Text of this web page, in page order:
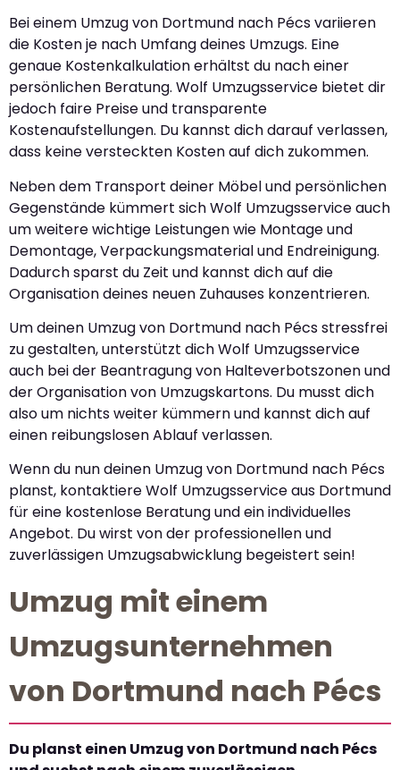
Bei einem Umzug von Dortmund nach Pécs variieren
die Kosten je nach Umfang deines Umzugs. Eine
genaue Kostenkalkulation erhältst du nach einer
persönlichen Beratung. Wolf Umzugsservice bietet dir
jedoch faire Preise und transparente
Kostenaufstellungen. Du kannst dich darauf verlassen,
dass keine versteckten Kosten auf dich zukommen.
Neben dem Transport deiner Möbel und persönlichen
Gegenstände kümmert sich Wolf Umzugsservice auch
um weitere wichtige Leistungen wie Montage und
Demontage, Verpackungsmaterial und Endreinigung.
Dadurch sparst du Zeit und kannst dich auf die
Organisation deines neuen Zuhauses konzentrieren.
Um deinen Umzug von Dortmund nach Pécs stressfrei
zu gestalten, unterstützt dich Wolf Umzugsservice
auch bei der Beantragung von Halteverbotszonen und
der Organisation von Umzugskartons. Du musst dich
also um nichts weiter kümmern und kannst dich auf
einen reibungslosen Ablauf verlassen.
Wenn du nun deinen Umzug von Dortmund nach Pécs
planst, kontaktiere Wolf Umzugsservice aus Dortmund
für eine kostenlose Beratung und ein individuelles
Angebot. Du wirst von der professionellen und
zuverlässigen Umzugsabwicklung begeistert sein!
Umzug mit einem
Umzugsunternehmen
von Dortmund nach Pécs
Du planst einen Umzug von Dortmund nach Pécs